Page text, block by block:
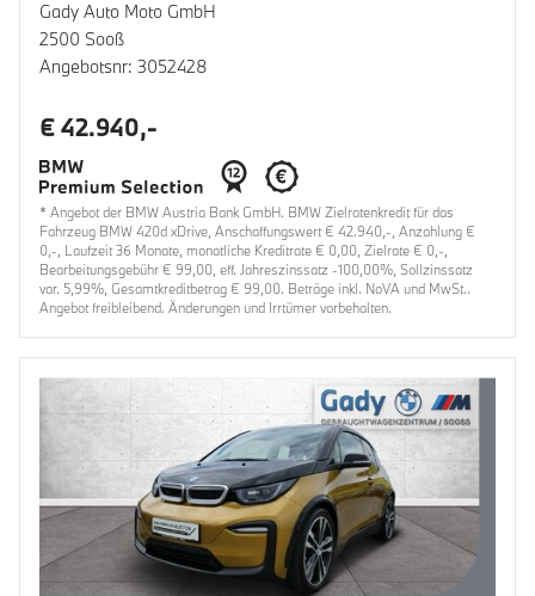
Gady Auto Moto GmbH
2500 Sooß
Angebotsnr: 3052428
€ 42.940,-
* Angebot der BMW Austria Bank GmbH. BMW Zielratenkredit für das
Fahrzeug BMW 420d xDrive, Anschaffungswert € 42.940,-, Anzahlung €
0,-, Laufzeit 36 Monate, monatliche Kreditrate € 0,00, Zielrate € 0,-,
Bearbeitungsgebühr € 99,00, eff. Jahreszinssatz -100,00%, Sollzinssatz
var. 5,99%, Gesamtkreditbetrag € 99,00. Beträge inkl. NoVA und MwSt..
Angebot freibleibend. Änderungen und Irrtümer vorbehalten.